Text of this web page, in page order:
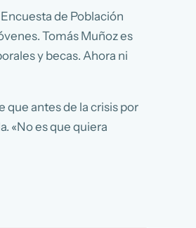
de Población
Tomás Muñoz es
y becas. Ahora ni
que antes de la crisis por
«No es que quiera